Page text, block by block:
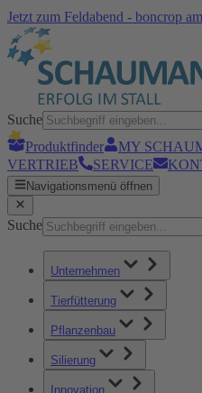
Jetzt zum Feldabend - boncrop
Suche
Produktfinder
MY
VERTRIEB
SERVICE
Navigationsmenü öffnen
Suche
Unternehmen
Tierfütterung
Pflanzenbau
Silierung
Innovation